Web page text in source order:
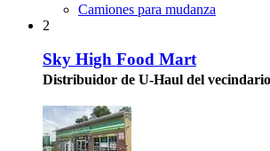
Camiones para mudanza
2
Sky High Food Mart
Distribuidor de U-Haul del vecindario